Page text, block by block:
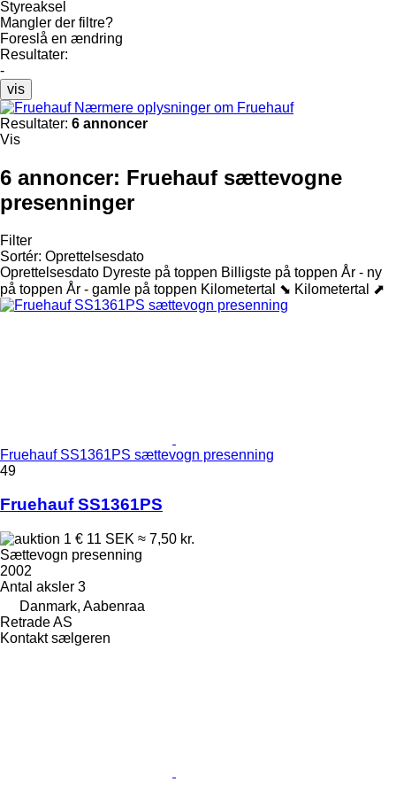
Styreaksel
Mangler der filtre?
Foreslå en ændring
Resultater:
-
vis
Nærmere oplysninger om Fruehauf
Resultater: 6 annoncer
Vis
6 annoncer: Fruehauf sættevogne
presenninger
Filter
Sortér: Oprettelsesdato
Oprettelsesdato Dyreste på toppen Billigste på toppen År - ny
på toppen År - gamle på toppen Kilometertal ⬊ Kilometertal ⬈
Fruehauf SS1361PS sættevogn presenning
49
Fruehauf SS1361PS
1 € 11 SEK ≈ 7,50 kr.
Sættevogn presenning
2002
Antal aksler 3
Danmark, Aabenraa
Retrade AS
Kontakt sælgeren